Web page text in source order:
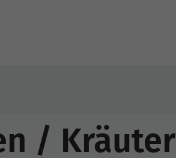
/ Kräuter